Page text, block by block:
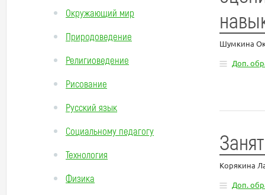
Окружающий мир
Природоведение
Религиоведение
Рисование
Русский язык
Социальному педагогу
Технология
Физика
Шумкина
Доп.
Корякина
Доп.